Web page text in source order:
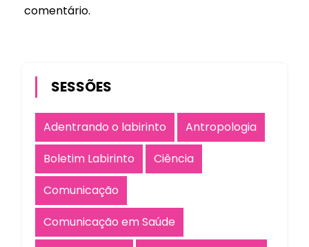
comentário.
SESSÕES
Adentrando o labirinto
Antropologia
Boletim Labirinto
Ciência
Comunicação
Comunicação em Saúde